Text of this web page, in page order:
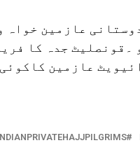
عازمین خواہ
جدہ کا
عازمین